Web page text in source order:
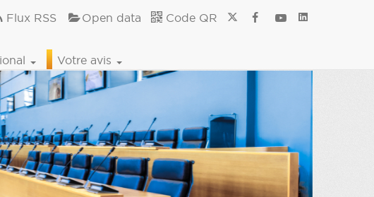
Flux RSS Open data Code QR
Votre avis